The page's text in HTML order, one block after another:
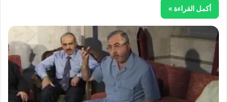
أكمل القراءة »